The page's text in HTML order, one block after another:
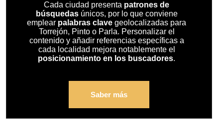
Cada ciudad presenta patrones de
búsquedasúnicos, por lo que conviene
emplear palabras clave geolocalizadas para
Torrejón, Pinto o Parla. Personalizar el
contenido y añadir referencias específicas a
cada localidad mejora notablemente el
posicionamiento en los buscadores.
Saber más